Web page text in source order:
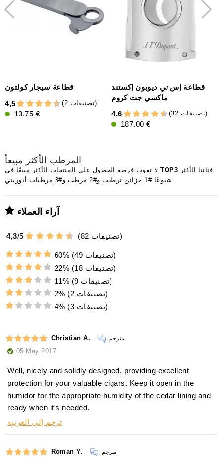
قطاعة سيجار كولتون
4,5
(2 تصنيفات)
13.75 €
قطاعة إس تي ديوبون إكستند
ماكسي جت كروم
4,6
(32 تصنيفات)
187.00 €
المرطب الأكثر مبيعاً
TOP3
شيوعًا #1
خزائن ترطيب و#2 مرطب و#3 مرطبات أدوريني .
آراء العملاء
4,3/5 (82 تصنيفات)
60%
(49 تصنيفات)
22%
(18 تصنيفات)
11%
(9 تصنيفات)
2%
(2 تصنيفات)
4%
(3 تصنيفات)
Christian A. مترجم
05 May 2017
Well, nicely and solidly designed, providing excellent
protection for your valuable cigars. Keep it open in the
humidor for the appropriate humidity of the cedar lining and
ready when it's needed.
ترجم إلى العربية
Roman Y. مترجم